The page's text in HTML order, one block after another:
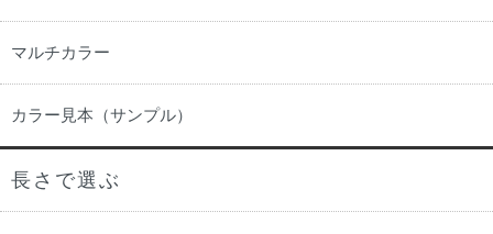
マルチカラー
カラー見本（サンプル）
長さで選ぶ